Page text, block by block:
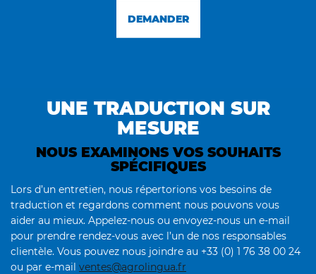
DEMANDER
UNE TRADUCTION SUR
MESURE
NOUS EXAMINONS VOS SOUHAITS
SPÉCIFIQUES
Lors d’un entretien, nous répertorions vos besoins de
traduction et regardons comment nous pouvons vous
aider au mieux. Appelez-nous ou envoyez-nous un e-mail
pour prendre rendez-vous avec l’un de nos responsables
clientèle. Vous pouvez nous joindre au +33 (0) 1 76 38 00 24
ou par e-mail ventes@agrolingua.fr